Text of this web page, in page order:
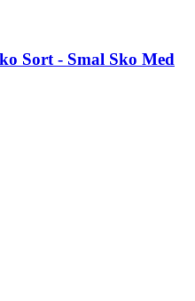
Sort - Smal Sko Med